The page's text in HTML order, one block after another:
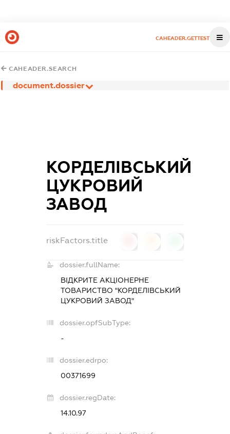
CAHEADER.GETTEST
CAHEADER.SEARCH
document.dossier
КОРДЕЛІВСЬКИЙ
ЦУКРОВИЙ
ЗАВОД
riskFactors.title
dossier.fullName:
ВІДКРИТЕ АКЦІОНЕРНЕ
ТОВАРИСТВО "КОРДЕЛІВСЬКИЙ
ЦУКРОВИЙ ЗАВОД"
dossier.opfSubType:
-
dossier.edrpo:
00371699
dossier.regDate:
14.10.97